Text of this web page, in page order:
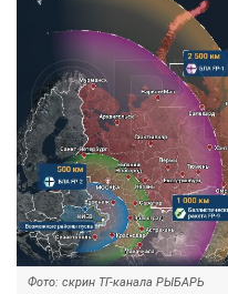
Фото: скрин ТГ-канала РЫБАРЬ